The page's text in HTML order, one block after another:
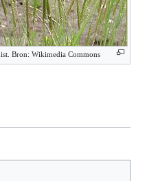
Bron: Wikimedia Commons